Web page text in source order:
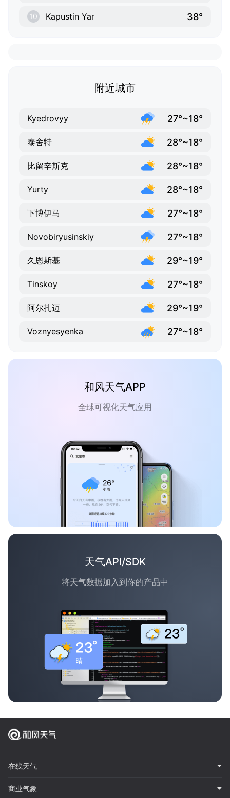
10 Kapustin Yar 38°
附近城市
Kyedrovyy 27°~18°
泰舍特 28°~18°
比留辛斯克 28°~18°
Yurty 28°~18°
下博伊马 27°~18°
Novobiryusinskiy 27°~18°
久恩斯基 29°~19°
Tinskoy 27°~18°
阿尔扎迈 29°~19°
Voznyesyenka 27°~18°
和风天气APP
全球可视化天气应用
天气API/SDK
将天气数据加入到你的产品中
在线天气
商业气象